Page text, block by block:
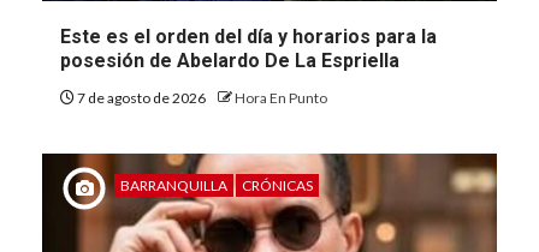
Este es el orden del día y horarios para la
posesión de Abelardo De La Espriella
7 de agosto de 2026 Hora En Punto
BARRANQUILLA CRÓNICAS